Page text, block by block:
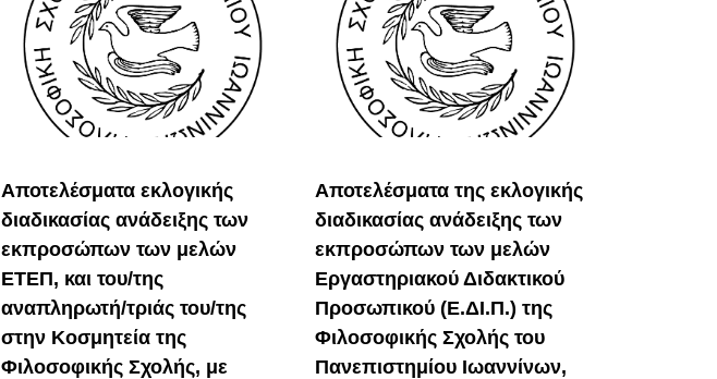
Αποτελέσματα εκλογικής
διαδικασίας ανάδειξης των
εκπροσώπων των μελών
ΕΤΕΠ, και του/της
αναπληρωτή/τριάς του/της
στην Κοσμητεία της
Φιλοσοφικής Σχολής, με
Αποτελέσματα της εκλογικής
διαδικασίας ανάδειξης των
εκπροσώπων των μελών
Εργαστηριακού Διδακτικού
Προσωπικού (Ε.ΔΙ.Π.) της
Φιλοσοφικής Σχολής του
Πανεπιστημίου Ιωαννίνων,